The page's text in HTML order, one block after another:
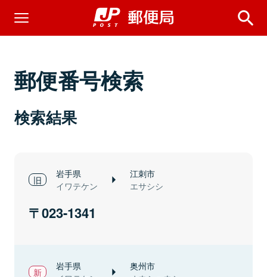
郵便番号検索
検索結果
岩手県
イワテケン
江刺市
エサシシ
023-1341
岩手県 奥州市